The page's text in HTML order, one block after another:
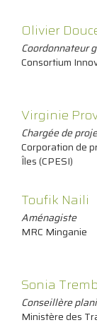
Olivier
Coordonnateur
Consortium
Virginie
Chargée de
Corporation de
Îles (CPESI)
Toufik Naili
Aménagiste
MRC Minganie
Sonia
Conseillère
Ministère des